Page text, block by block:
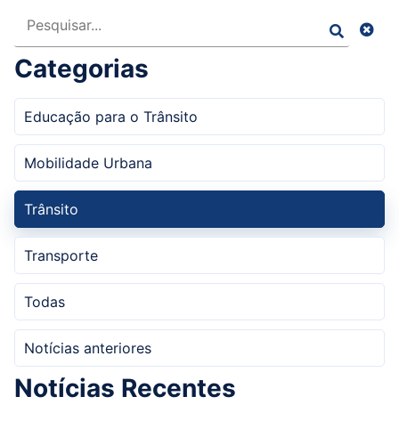
Categorias
Educação para o Trânsito
Mobilidade Urbana
Trânsito
Transporte
Todas
Notícias anteriores
Notícias Recentes